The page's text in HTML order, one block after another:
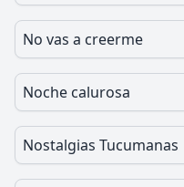
No vas a creerme
Noche calurosa
Nostalgias Tucumanas